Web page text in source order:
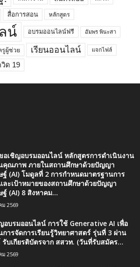
สื่อการสอน หลักสูตร
น์ อบรมออนไลน์ฟรี อัมพร พินะสา
รูผู้ช่วย เรียนออนไลน์ แจกไฟล์
ด 19
อเชิญอบรมออนไลน์ หลักสูตรการดำเนินงาน
คุณภาพ ภายในสถานศึกษาด้วยปัญญา
ฐ์ (AI) โมดูลที่ 2 การกำหนดมาตรฐานการ
ละเป้าหมายของสถานศึกษาด้วยปัญญา
ฐ์ (AI) 8 สิงหาคม...
ม 2569
อบรมออนไลน์ การใช้ Generative AI เพื่อ
การจัดการเรียนรู้วิทยาศาสตร์ รุ่นที่ 3 ผ่าน
บเกียรติบัตรจาก สสวท. (วันที่รับสมัคร...
ม 2569